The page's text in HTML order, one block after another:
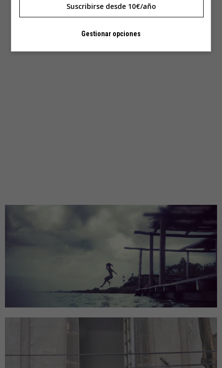
Suscribirse desde 10€/año
Gestionar opciones